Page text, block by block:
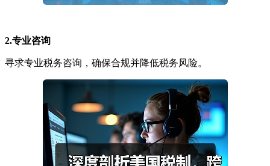
2.专业咨询
寻求专业税务咨询，确保合规并降低税务风险。